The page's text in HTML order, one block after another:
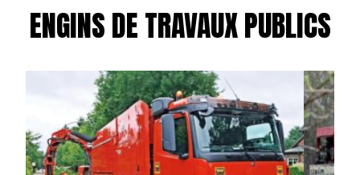
ENGINS DE TRAVAUX PUBLICS